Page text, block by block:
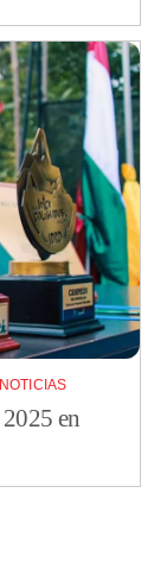
NOTICIAS
en